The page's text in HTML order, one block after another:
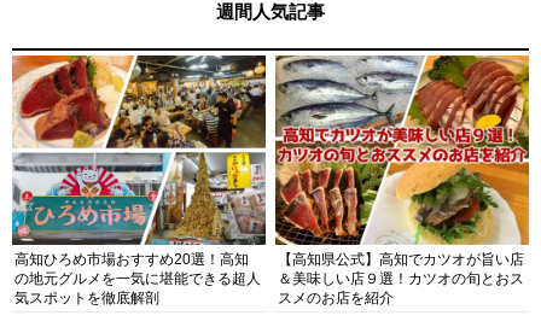
週間人気記事
高知ひろめ市場おすすめ20選！高知
の地元グルメを一気に堪能できる超人
気スポットを徹底解剖
【高知県公式】高知でカツオが旨い店
＆美味しい店９選！カツオの旬とおス
スメのお店を紹介